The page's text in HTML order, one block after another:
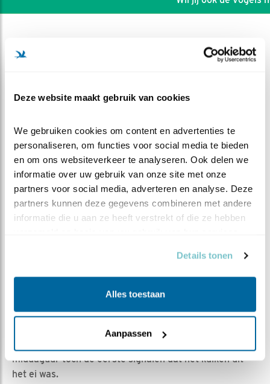
Deze website maakt gebruik van cookies
We gebruiken cookies om content en advertenties te
personaliseren, om functies voor social media te bieden
en om ons websiteverkeer te analyseren. Ook delen we
informatie over uw gebruik van onze site met onze
partners voor social media, adverteren en analyse. Deze
partners kunnen deze gegevens combineren met andere
informatie die u aan ze heeft verstrekt of die ze hebben
Details tonen
Alles toestaan
Aanpassen
DEEL DIT FILMPJE
Het eerste Oehoe kuiken
Vanmorgen was al te zien dat het gaatje groter was
middaguur toch de eerste signalen dat het kuiken uit
het ei was.